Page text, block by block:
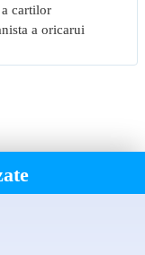
cartilor
a oricarui